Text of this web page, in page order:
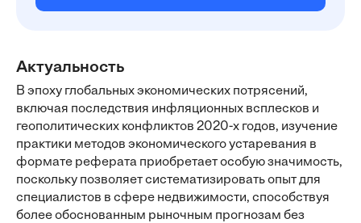
Актуальность
В эпоху глобальных экономических потрясений,
включая последствия инфляционных всплесков и
геополитических конфликтов 2020-х годов, изучение
практики методов экономического устаревания в
формате реферата приобретает особую значимость,
поскольку позволяет систематизировать опыт для
специалистов в сфере недвижимости, способствуя
более обоснованным рыночным прогнозам без